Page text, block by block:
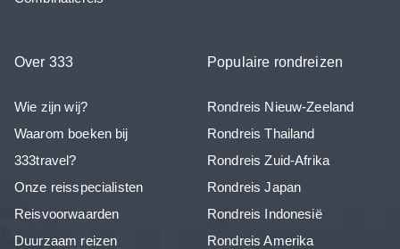
Over 333
Wie zijn wij?
Waarom boeken bij
333travel?
Onze reisspecialisten
Reisvoorwaarden
Duurzaam reizen
Populaire rondreizen
Rondreis Nieuw-Zeeland
Rondreis Thailand
Rondreis Zuid-Afrika
Rondreis Japan
Rondreis Indonesië
Rondreis Amerika